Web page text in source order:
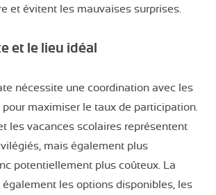
et évitent les mauvaises surprises.
et le lieu idéal
nécessite une coordination avec les
maximiser le taux de participation.
les vacances scolaires représentent
mais également plus
potentiellement plus coûteux. La
les options disponibles, les